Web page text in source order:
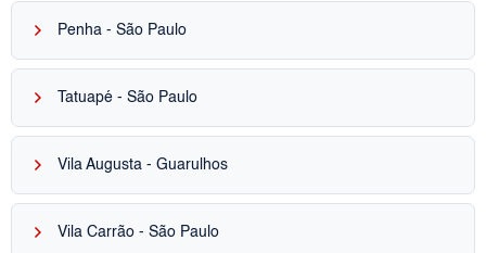
keyboard_arrow_right Penha - São Paulo
keyboard_arrow_right Tatuapé - São Paulo
keyboard_arrow_right Vila Augusta - Guarulhos
keyboard_arrow_right Vila Carrão - São Paulo